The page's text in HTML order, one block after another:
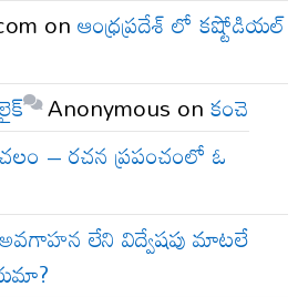
onఆంధ్రప్రదేశ్ లో కష్టోడియల్
లైక్ Anonymous onకంచె
చలం – రచన ప్రపంచంలో ఓ
అవగాహన లేని విద్వేషపు మాటలే